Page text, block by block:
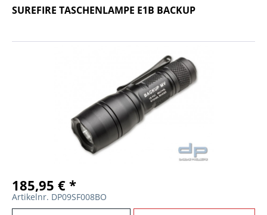
SUREFIRE TASCHENLAMPE E1B BACKUP
185,95 € *
Artikelnr. DP09SF008BO